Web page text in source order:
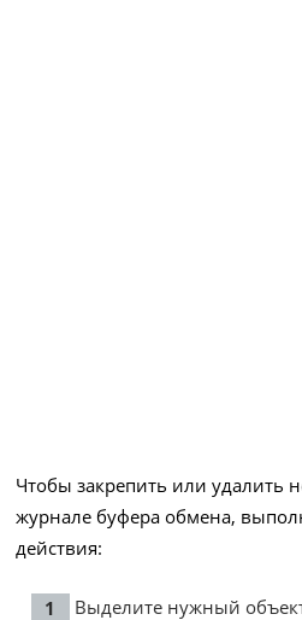
Чтобы закрепить или удалить
журнале буфера обмена,
действия:
Выделите нужный